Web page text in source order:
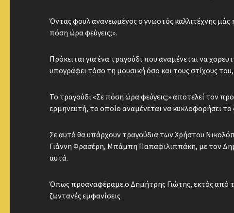
Όντας φουλ ανανεωμένος ο γνωστός καλλιτέχνης μάς
πόση ώρα φεύγεις;».
Πρόκειται για ένα τραγούδι που αναμένεται να
υπογράφει τόσο τη μουσική όσο και τους στίχους
Το τραγούδι «Σε πόση ώρα φεύγεις;» αποτελεί τον
ερμηνευτή, το οποίο αναμένεται να κυκλοφορήσει
Σε αυτό θα υπάρχουν τραγούδια των Χρήστου
Γιάννη Φρασέρη, Μπάμπη Παπαφιλιππάκη, με τον
αυτά.
Όπως προαναφέραμε ο Δημήτρης Γιώτης, εκτός από
ζωντανές εμφανίσεις.